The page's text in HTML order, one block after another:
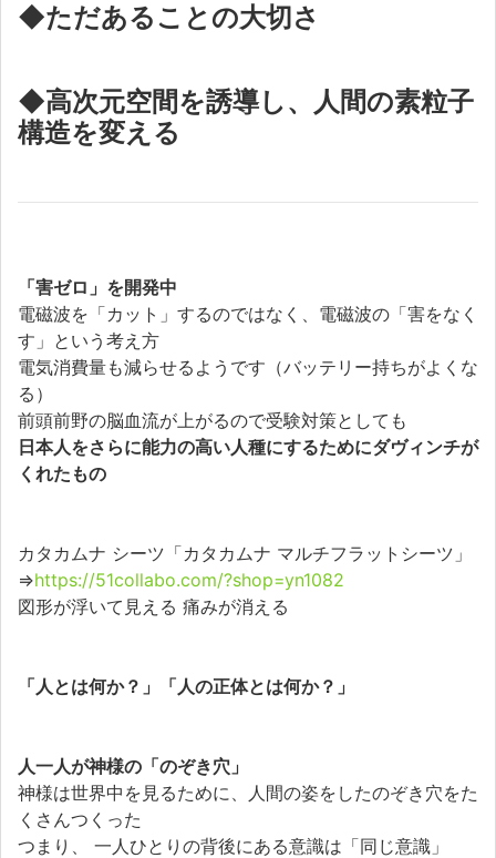
◆ただあることの大切さ
◆高次元空間を誘導し、人間の素粒子
構造を変える
「害ゼロ」を開発中
電磁波を「カット」するのではなく、電磁波の「害をなく
す」という考え方
電気消費量も減らせるようです（バッテリー持ちがよくな
る）
前頭前野の脳血流が上がるので受験対策としても
日本人をさらに能力の高い人種にするためにダヴィンチが
くれたもの
カタカムナ シーツ「カタカムナ マルチフラットシーツ」
⇒https://51collabo.com/?shop=yn1082
図形が浮いて見える 痛みが消える
「人とは何か？」「人の正体とは何か？」
人一人が神様の「のぞき穴」
神様は世界中を見るために、人間の姿をしたのぞき穴をた
くさんつくった
つまり、 一人ひとりの背後にある意識は「同じ意識」